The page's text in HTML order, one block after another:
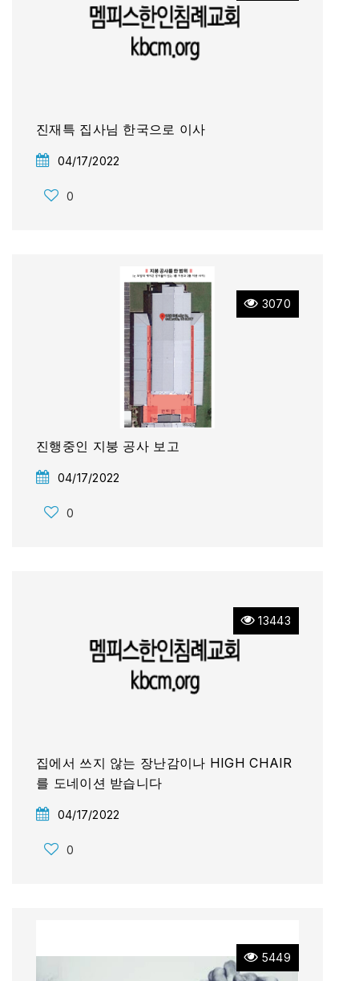
진재특 집사님 한국으로 이사
04/17/2022
0
3070
진행중인 지붕 공사 보고
04/17/2022
0
13443
집에서 쓰지 않는 장난감이나 HIGH CHAIR
를 도네이션 받습니다
04/17/2022
0
5449